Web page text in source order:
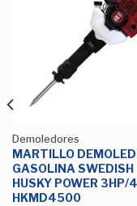
Demoledores
MARTILLO
GASOLINA SWEDISH
HUSKY POWER 3HP/
HKMD4500